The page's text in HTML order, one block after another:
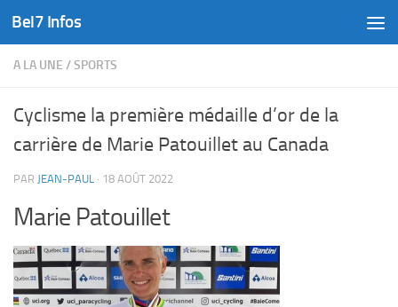
Skip to content
Bel7 Infos
A LA UNE /SPORTS
Cyclisme la première médaille d’or de la
carrière de Marie Patouillet au Canada
PAR JEAN-PAUL · 18 AOÛT 2022
Marie Patouillet